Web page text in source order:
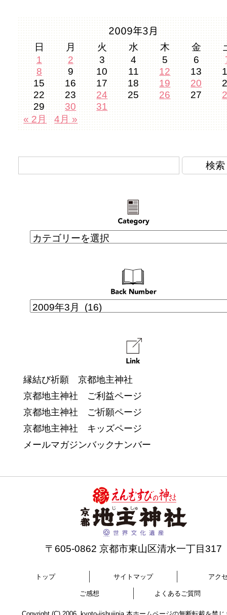
2009年3月
日 月 火 水 木 金
1
2 3 4 5 6
8
9 10 11 12 13
15
16 17 18 19 20
22
23 24 25 26 27
29
30
31
« 2月
4月 »
縁結び祈願 京都地主神社
京都地主神社 ご利益ページ
京都地主神社 ご祈願ページ
京都地主神社 キッズページ
メールマガジンバックナンバー
〒605-0862 京都市東山区清水一丁目317
トップ サイトマップ アク
ご感想 よくあるご質問